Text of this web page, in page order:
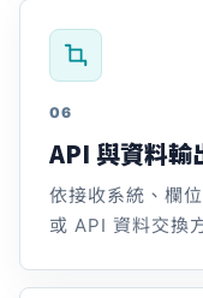
06
API 與資料輸
依接收系統、欄
或 API 資料交換